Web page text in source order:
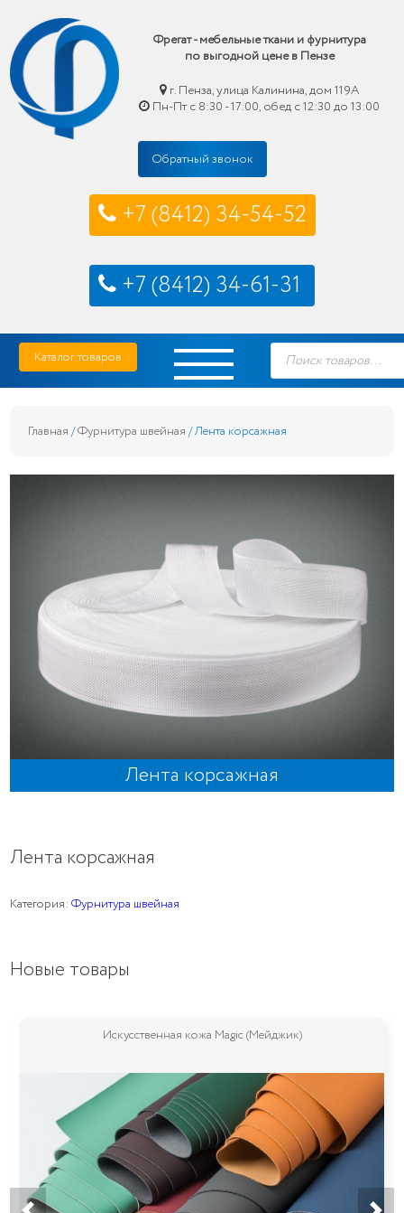
Фрегат - мебельные ткани и фурнитура
по выгодной цене в Пензе
г. Пенза, улица Калинина, дом 119А
Пн-Пт с 8:30 - 17:00, обед с 12:30 до 13:00
Обратный звонок
+7 (8412) 34-54-52
+7 (8412) 34-61-31
Skip
content
Фрегат — мебельные ткани и фурнитура купить по выгодной цене в Пензе
Каталог товаров
Поиск
товаров
Главная /Фурнитура швейная / Лента корсажная
Лента корсажная
Лента корсажная
Категория:Фурнитура швейная
Новые товары
Искусственная кожа Magic (Мейджик)